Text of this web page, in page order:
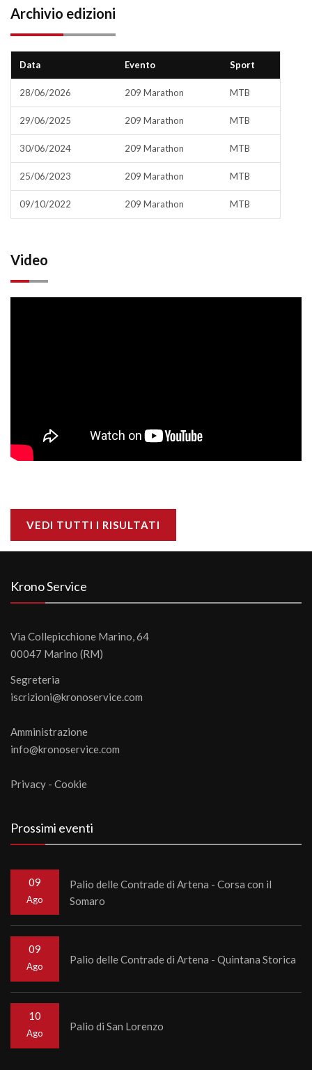
Archivio edizioni
Data Evento Sport
28/06/2026 209 Marathon MTB
29/06/2025 209 Marathon MTB
30/06/2024 209 Marathon MTB
25/06/2023 209 Marathon MTB
09/10/2022 209 Marathon MTB
Video
VEDI TUTTI I RISULTATI
Krono Service
Via Collepicchione Marino, 64
00047 Marino (RM)
Segreteria
iscrizioni@kronoservice.com
Amministrazione
info@kronoservice.com
Privacy - Cookie
Prossimi eventi
09
Ago
Palio delle Contrade di Artena - Corsa con il
Somaro
09
Ago
Palio delle Contrade di Artena - Quintana Storica
10
Ago
Palio di San Lorenzo